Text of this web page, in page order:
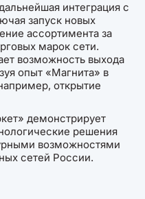
интеграция с
запуск новых
ассортимента за
марок сети.
возможность выхода
опыт «Магнита» в
открытие
демонстрирует
решения
возможностями
сетей России.